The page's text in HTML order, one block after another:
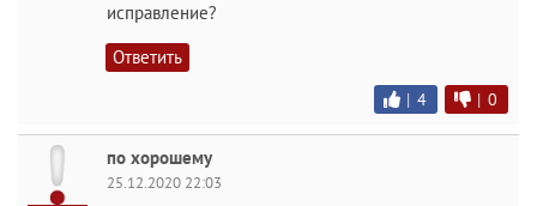
исправление?
Ответить
| 4 | 0
по хорошему
25.12.2020 22:03